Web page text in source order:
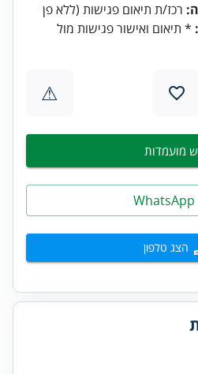
רכז/ת תיאום פגישות (ללא פן
* תיאום ואישור פגישות מול
⚠
מועמדות
הצג טלפון